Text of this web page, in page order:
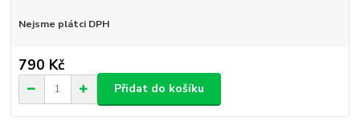
Nejsme plátci DPH
790 Kč
Přidat do košíku